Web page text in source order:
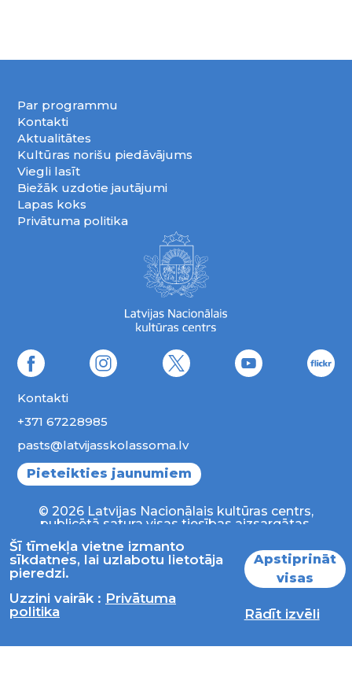
Par programmu
Kontakti
Aktualitātes
Kultūras norišu piedāvājums
Viegli lasīt
Biežāk uzdotie jautājumi
Lapas koks
Privātuma politika
Kontakti
+371 67228985
pasts@latvijasskolassoma.lv
Pieteikties jaunumiem
© 2026 Latvijas Nacionālais kultūras centrs,
publicētā satura visas tiesības aizsargātas.
Šī tīmekļa vietne izmanto
sīkdatnes, lai uzlabotu lietotāja
pieredzi.
Uzzini vairāk : Privātuma
politika
Apstiprināt
visas
Rādīt izvēli